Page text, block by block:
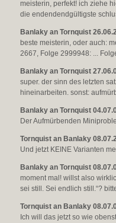
meisterin, perfekt! ich ziehe
die endendendgültigste
Banlaky an Tornquist
beste meisterin, oder auch:
2667, Folge 2999948: ...
Banlaky an Tornquist
super. der sinn des letzten
hineinarbeiten. sonst:
Banlaky an Tornquist
Der Aufmürbenden
Tornquist an Banlaky
Und jetzt KEINE Varianten
Banlaky an Tornquist
moment mal! willst also
sei still. Sei endlich still.“?
Tornquist an Banlaky
Ich will das jetzt so wie